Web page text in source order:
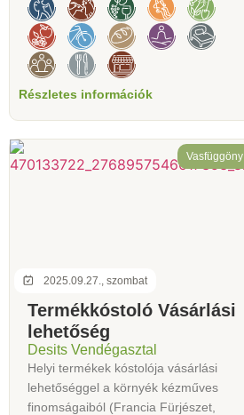
Részletes információk
2025.09.27., szombat
Vasfüggöny
Termékkóstoló Vásárlási
lehetőség
Desits Vendégasztal
Helyi termékek kóstolója vásárlási
lehetőséggel a környék kézműves
finomságaiból (Francia Fürjészet,